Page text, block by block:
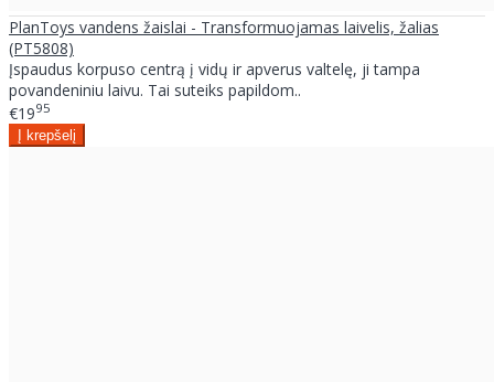
PlanToys vandens žaislai - Transformuojamas laivelis, žalias
(PT5808)
Įspaudus korpuso centrą į vidų ir apverus valtelę, ji tampa
povandeniniu laivu. Tai suteiks papildom..
€1995